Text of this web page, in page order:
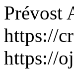
Prévost
https://
https://